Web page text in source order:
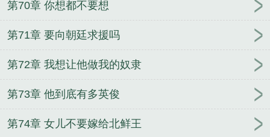
第70章 你想都不要想
第71章 要向朝廷求援吗
第72章 我想让他做我的奴隶
第73章 他到底有多英俊
第74章 女儿不要嫁给北鲜王